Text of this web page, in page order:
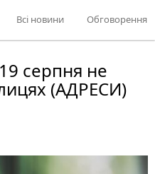
Всі новини Обговорення
серпня не
(АДРЕСИ)